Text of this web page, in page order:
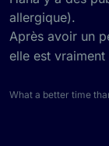
allergique).
Après avoir un
elle est
What a better time